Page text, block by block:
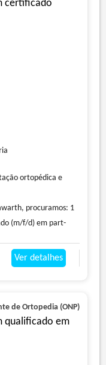
certificado
ortopédica e
procuramos: 1
(m/f/d) em part-
suas tarefas
Ver detalhes
de Ortopedia (ONP)
qualificado em